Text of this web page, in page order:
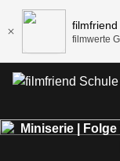
filmwerte
Miniserie |